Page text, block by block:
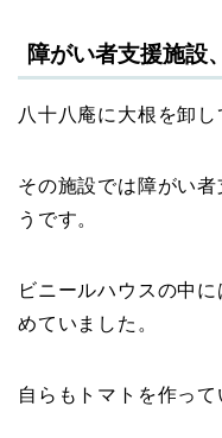
障がい者支援施設
八十八庵に大根を卸
その施設では障がい
うです。
ビニールハウスの中
めていました。
自らもトマトを作って